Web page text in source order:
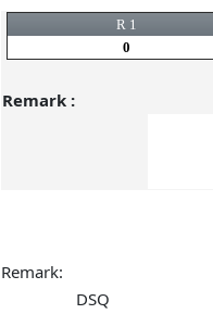
R 1
0
Remark :
Remark:
DSQ